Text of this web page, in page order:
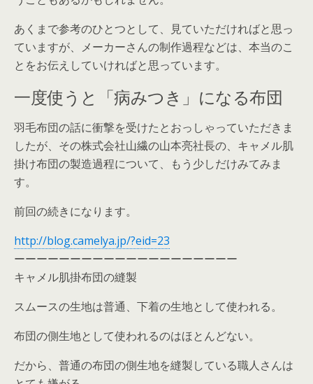
あくまで参考のひとつとして、見ていただければと思っ
ていますが、メーカーさんの制作過程などは、本当のこ
とをお伝えしていければと思っています。
一度使うと「病みつき」になる布団
羽毛布団の話に衝撃を受けたとおっしゃっていただきま
したが、その株式会社山繊の山本亮社長の、キャメル肌
掛け布団の製造過程について、もう少しだけみてみま
す。
前回の続きになります。
http://blog.camelya.jp/?eid=23
ーーーーーーーーーーーーーーーーーーーー
キャメル肌掛布団の縫製
スムースの生地は普通、下着の生地として使われる。
布団の側生地として使われるのはほとんどない。
だから、普通の布団の側生地を縫製している職人さんは